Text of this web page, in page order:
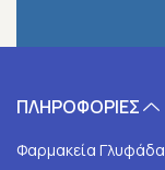
ΠΛΗΡΟΦΟΡΙΕΣ
Φαρμακεία Γλυφάδα